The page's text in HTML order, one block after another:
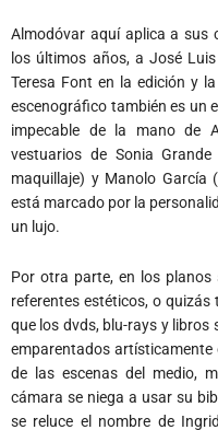
Almodóvar aquí aplica a sus
los últimos años, a José
Teresa Font en la edición y
escenográfico también es un
impecable de la mano de
vestuarios de Sonia
maquillaje) y Manolo García
está marcado por la
un lujo.
Por otra parte, en los
referentes estéticos, o quizás
que los dvds, blu-rays y
emparentados artísticamente
de las escenas del medio,
cámara se niega a usar su
se reluce el nombre de